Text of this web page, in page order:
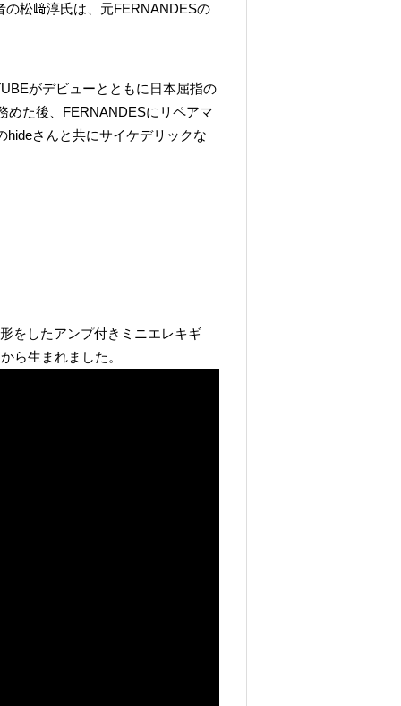
松﨑淳氏は、元FERNANDESの
がデビューとともに日本屈指の
めた後、FERNANDESにリペアマ
さんと共にサイケデリックな
をしたアンプ付きミニエレキギ
ら生まれました。